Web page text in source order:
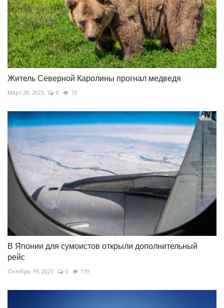
Житель Северной Каролины прогнал медведя
Март 28, 2025 0 73
В Японии для сумоистов открыли дополнительный
рейс
Октябрь 19, 2023 0 119